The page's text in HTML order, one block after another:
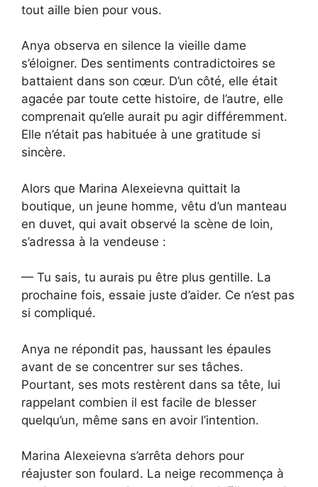
tout aille bien pour vous.
Anya observa en silence la vieille dame
s’éloigner. Des sentiments contradictoires se
battaient dans son cœur. D’un côté, elle était
agacée par toute cette histoire, de l’autre, elle
comprenait qu’elle aurait pu agir différemment.
Elle n’était pas habituée à une gratitude si
sincère.
Alors que Marina Alexeievna quittait la
boutique, un jeune homme, vêtu d’un manteau
en duvet, qui avait observé la scène de loin,
s’adressa à la vendeuse :
— Tu sais, tu aurais pu être plus gentille. La
prochaine fois, essaie juste d’aider. Ce n’est pas
si compliqué.
Anya ne répondit pas, haussant les épaules
avant de se concentrer sur ses tâches.
Pourtant, ses mots restèrent dans sa tête, lui
rappelant combien il est facile de blesser
quelqu’un, même sans en avoir l’intention.
Marina Alexeievna s’arrêta dehors pour
réajuster son foulard. La neige recommença à